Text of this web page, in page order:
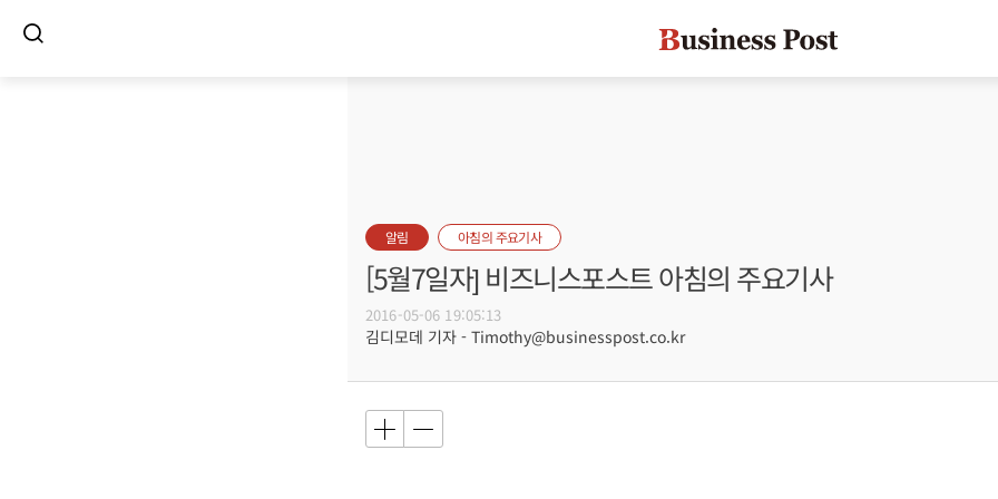
알림 아침의 주요기사
[5월7일자] 비즈니스포스트 아침의 주요기사
2016-05-06 19:05:13
김디모데 기자 - Timothy@businesspost.co.kr